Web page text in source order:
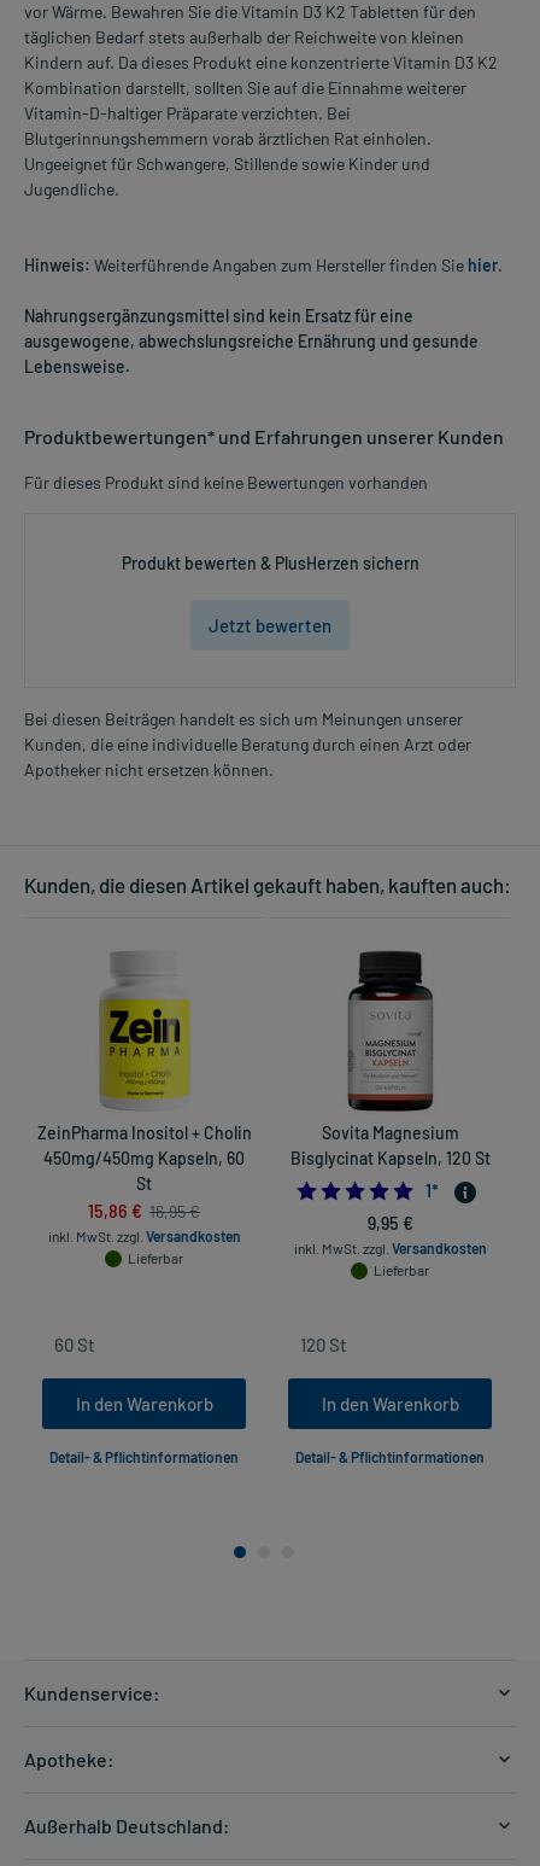
vor Wärme. Bewahren Sie die Vitamin D3 K2 Tabletten für den
täglichen Bedarf stets außerhalb der Reichweite von kleinen
Kindern auf. Da dieses Produkt eine konzentrierte Vitamin D3 K2
Kombination darstellt, sollten Sie auf die Einnahme weiterer
Vitamin-D-haltiger Präparate verzichten. Bei
Blutgerinnungshemmern vorab ärztlichen Rat einholen.
Ungeeignet für Schwangere, Stillende sowie Kinder und
Jugendliche.
Hinweis: Weiterführende Angaben zum Hersteller finden Sie hier.
Nahrungsergänzungsmittel sind kein Ersatz für eine
ausgewogene, abwechslungsreiche Ernährung und gesunde
Lebensweise.
Produktbewertungen* und Erfahrungen unserer Kunden
Für dieses Produkt sind keine Bewertungen vorhanden
Produkt bewerten & PlusHerzen sichern
Jetzt bewerten
Bei diesen Beiträgen handelt es sich um Meinungen unserer
Kunden, die eine individuelle Beratung durch einen Arzt oder
Apotheker nicht ersetzen können.
Kunden, die diesen Artikel gekauft haben, kauften auch:
ZeinPharma Inositol + Cholin
450mg/450mg Kapseln, 60
St
15,86 € 16,95 €
inkl. MwSt. zzgl. Versandkosten
Lieferbar
In den Warenkorb
Detail- & Pflichtinformationen
Sovita Magnesium
Bisglycinat Kapseln, 120 St
5.0
1*
9,95 €
inkl. MwSt. zzgl. Versandkosten
Lieferbar
In den Warenkorb
Detail- & Pflichtinformationen
Kundenservice:
Zahlungsarten
Apotheke:
Außerhalb Deutschland: